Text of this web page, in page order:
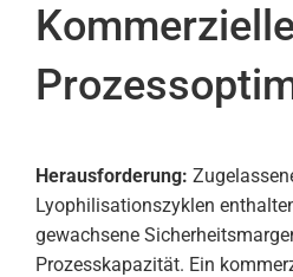
Herausforderung:
Lyophilisationszyklen
gewachsene
Prozesskapazität. Ein